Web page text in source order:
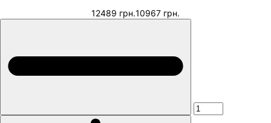
12489 грн.10967 грн.